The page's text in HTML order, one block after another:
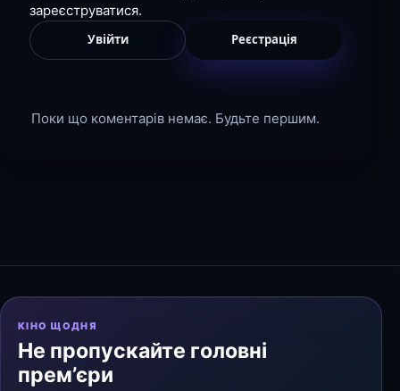
зареєструватися.
Увійти Реєстрація
Поки що коментарів немає. Будьте першим.
КІНО ЩОДНЯ
Не пропускайте головні
прем’єри